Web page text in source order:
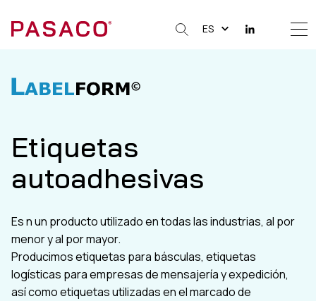
ES
Etiquetas
autoadhesivas
Es n un producto utilizado en todas las industrias, al por
menor y al por mayor.
Producimos etiquetas para básculas, etiquetas
logísticas para empresas de mensajería y expedición,
así como etiquetas utilizadas en el marcado de